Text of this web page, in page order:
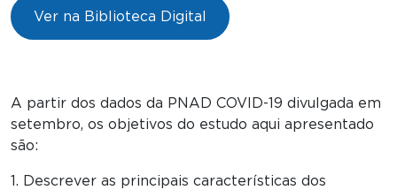
Ver na Biblioteca Digital
A partir dos dados da PNAD COVID-19 divulgada em
setembro, os objetivos do estudo aqui apresentado
são:
1. Descrever as principais características dos